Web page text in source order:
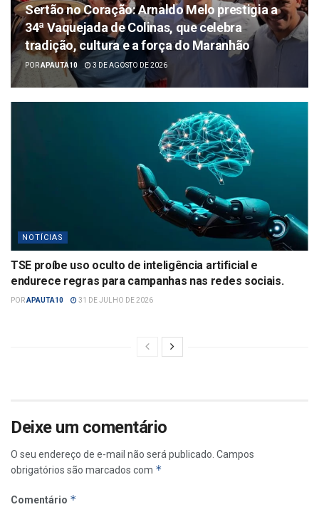
Sertão no Coração: Arnaldo Melo prestigia a
34ª Vaquejada de Colinas, que celebra
tradição, cultura e a força do Maranhão
PORAPAUTA10 3 DE AGOSTO DE 2026
NOTÍCIAS
TSE proíbe uso oculto de inteligência artificial e
endurece regras para campanhas nas redes sociais.
PORAPAUTA10 31 DE JULHO DE 2026
Deixe um comentário
O seu endereço de e-mail não será publicado. Campos
obrigatórios são marcados com *
Comentário *